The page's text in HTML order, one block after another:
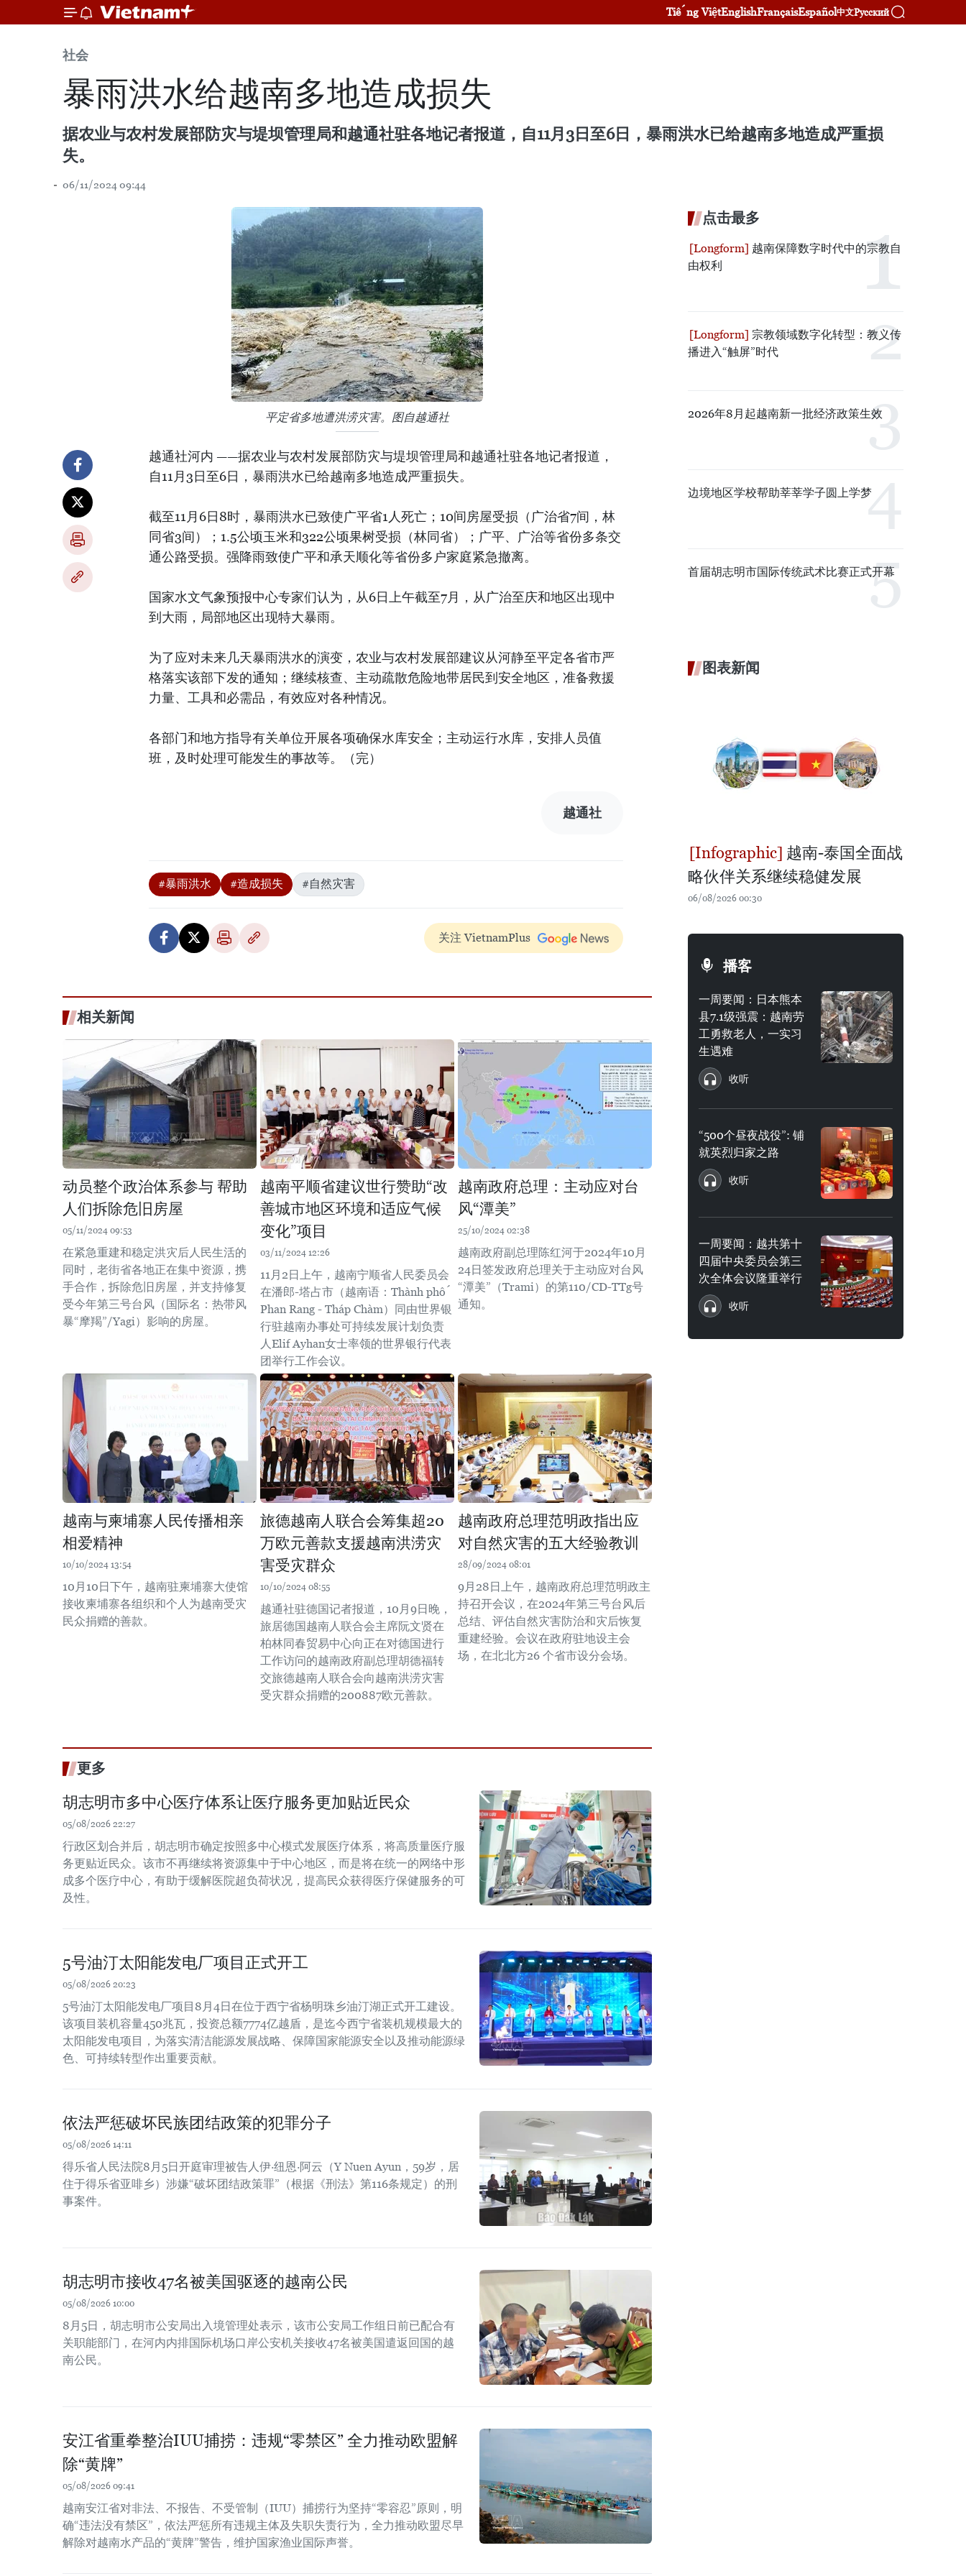
Tiếng ViệtEnglishFrançaisEspañol中文Русский
社会
暴雨洪水给越南多地造成损失
据农业与农村发展部防灾与堤坝管理局和越通社驻各地记者报道，自11月3日至6日，暴雨洪水已给越南多地造成严重损
失。
06/11/2024 09:44
平定省多地遭洪涝灾害。图自越通社
越通社河内 ——据农业与农村发展部防灾与堤坝管理局和越通社驻各地记者报道，
自11月3日至6日，暴雨洪水已给越南多地造成严重损失。
截至11月6日8时，暴雨洪水已致使广平省1人死亡；10间房屋受损（广治省7间，林
同省3间）；1.5公顷玉米和322公顷果树受损（林同省）；广平、广治等省份多条交
通公路受损。强降雨致使广平和承天顺化等省份多户家庭紧急撤离。
国家水文气象预报中心专家们认为，从6日上午截至7月，从广治至庆和地区出现中
到大雨，局部地区出现特大暴雨。
为了应对未来几天暴雨洪水的演变，农业与农村发展部建议从河静至平定各省市严
格落实该部下发的通知；继续核查、主动疏散危险地带居民到安全地区，准备救援
力量、工具和必需品，有效应对各种情况。
各部门和地方指导有关单位开展各项确保水库安全；主动运行水库，安排人员值
班，及时处理可能发生的事故等。（完）
越通社
#暴雨洪水 #造成损失 #自然灾害
关注 VietnamPlus
相关新闻
动员整个政治体系参与 帮助
人们拆除危旧房屋
05/11/2024 09:53
在紧急重建和稳定洪灾后人民生活的
同时，老街省各地正在集中资源，携
手合作，拆除危旧房屋，并支持修复
受今年第三号台风（国际名：热带风
暴“摩羯”/Yagi）影响的房屋。
越南平顺省建议世行赞助“改
善城市地区环境和适应气候
变化”项目
03/11/2024 12:26
11月2日上午，越南宁顺省人民委员会
在潘郎-塔占市（越南语：Thành phố
Phan Rang - Tháp Chàm）同由世界银
行驻越南办事处可持续发展计划负责
人Elif Ayhan女士率领的世界银行代表
团举行工作会议。
越南政府总理：主动应对台
风“潭美”
25/10/2024 02:38
越南政府副总理陈红河于2024年10月
24日签发政府总理关于主动应对台风
“潭美”（Trami）的第110/CD-TTg号
通知。
越南与柬埔寨人民传播相亲
相爱精神
10/10/2024 13:54
10月10日下午，越南驻柬埔寨大使馆
接收柬埔寨各组织和个人为越南受灾
民众捐赠的善款。
旅德越南人联合会筹集超20
万欧元善款支援越南洪涝灾
害受灾群众
10/10/2024 08:55
越通社驻德国记者报道，10月9日晚，
旅居德国越南人联合会主席阮文贤在
柏林同春贸易中心向正在对德国进行
工作访问的越南政府副总理胡德福转
交旅德越南人联合会向越南洪涝灾害
受灾群众捐赠的200887欧元善款。
越南政府总理范明政指出应
对自然灾害的五大经验教训
28/09/2024 08:01
9月28日上午，越南政府总理范明政主
持召开会议，在2024年第三号台风后
总结、评估自然灾害防治和灾后恢复
重建经验。会议在政府驻地设主会
场，在北北方26 个省市设分会场。
更多
胡志明市多中心医疗体系让医疗服务更加贴近民众
05/08/2026 22:27
行政区划合并后，胡志明市确定按照多中心模式发展医疗体系，将高质量医疗服
务更贴近民众。该市不再继续将资源集中于中心地区，而是将在统一的网络中形
成多个医疗中心，有助于缓解医院超负荷状况，提高民众获得医疗保健服务的可
及性。
5号油汀太阳能发电厂项目正式开工
05/08/2026 20:23
5号油汀太阳能发电厂项目8月4日在位于西宁省杨明珠乡油汀湖正式开工建设。
该项目装机容量450兆瓦，投资总额7774亿越盾，是迄今西宁省装机规模最大的
太阳能发电项目，为落实清洁能源发展战略、保障国家能源安全以及推动能源绿
色、可持续转型作出重要贡献。
依法严惩破坏民族团结政策的犯罪分子
05/08/2026 14:11
得乐省人民法院8月5日开庭审理被告人伊·纽恩·阿云（Y Nuen Ayun，59岁，居
住于得乐省亚啡乡）涉嫌“破坏团结政策罪”（根据《刑法》第116条规定）的刑
事案件。
胡志明市接收47名被美国驱逐的越南公民
05/08/2026 10:00
8月5日，胡志明市公安局出入境管理处表示，该市公安局工作组日前已配合有
关职能部门，在河内内排国际机场口岸公安机关接收47名被美国遣返回国的越
南公民。
安江省重拳整治IUU捕捞：违规“零禁区” 全力推动欧盟解
除“黄牌”
05/08/2026 09:41
越南安江省对非法、不报告、不受管制（IUU）捕捞行为坚持“零容忍”原则，明
确“违法没有禁区”，依法严惩所有违规主体及失职失责行为，全力推动欧盟尽早
解除对越南水产品的“黄牌”警告，维护国家渔业国际声誉。
点击最多
越南保障数字时代中的宗教自
由权利
宗教领域数字化转型：教义传
播进入“触屏”时代
2026年8月起越南新一批经济政策生效
边境地区学校帮助莘莘学子圆上学梦
首届胡志明市国际传统武术比赛正式开幕
图表新闻
越南-泰国全面战
略伙伴关系继续稳健发展
06/08/2026 00:30
播客
一周要闻：日本熊本
县7.1级强震：越南劳
工勇救老人，一实习
生遇难
收听
“500个昼夜战役”: 铺
就英烈归家之路
收听
一周要闻：越共第十
四届中央委员会第三
次全体会议隆重举行
收听